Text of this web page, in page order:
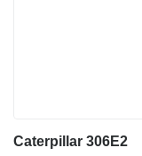
Caterpillar 306E2